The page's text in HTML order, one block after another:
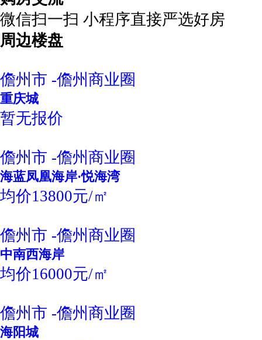
微信扫一扫 小程序直接严选好房
周边楼盘
儋州市 -儋州商业圈
重庆城
暂无报价
儋州市 -儋州商业圈
海蓝凤凰海岸·悦海湾
均价13800元/㎡
儋州市 -儋州商业圈
中南西海岸
均价16000元/㎡
儋州市 -儋州商业圈
海阳城